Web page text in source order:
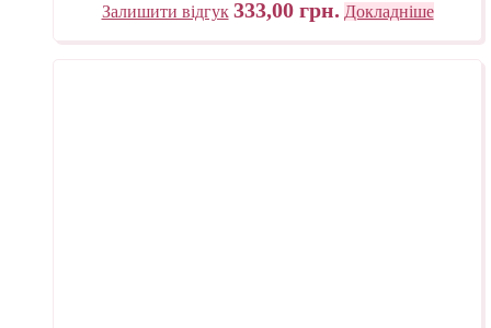
Залишити відгук 333,00 грн. Докладніше